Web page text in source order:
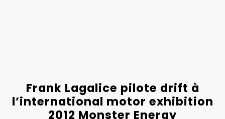
Frank Lagalice pilote drift à
l’international motor exhibition
2012 Monster Energy